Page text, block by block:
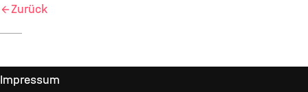
Zurück
Impressum